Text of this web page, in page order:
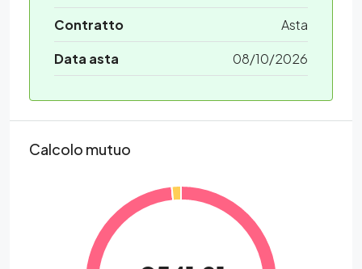
Contratto
Asta
Data asta
08/10/2026
Calcolo mutuo